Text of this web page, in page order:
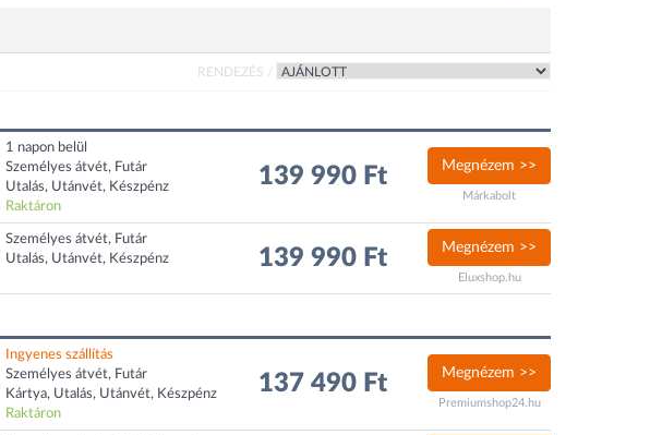
RENDEZÉS /
1 napon belül
Személyes átvét, Futár
Utalás, Utánvét, Készpénz
Raktáron
139 990 Ft Megnézem >>
Márkabolt
Személyes átvét, Futár
Utalás, Utánvét, Készpénz
139 990 Ft Megnézem >>
Eluxshop.hu
Ingyenes szállítás
Személyes átvét, Futár
Kártya, Utalás, Utánvét, Készpénz
Raktáron
137 490 Ft Megnézem >>
Premiumshop24.hu